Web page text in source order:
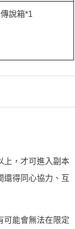
說箱*1
上，才可進入副本
還得同心協力、互
可能會無法在限定